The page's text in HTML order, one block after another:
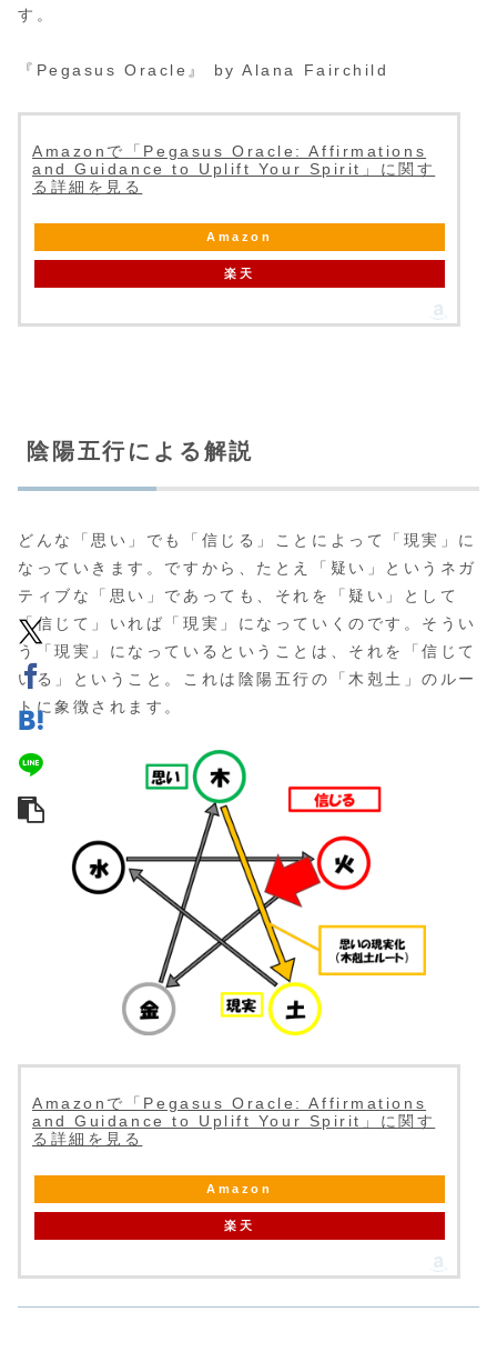
す。
『Pegasus Oracle』 by Alana Fairchild
Amazonで「Pegasus Oracle: Affirmations
and Guidance to Uplift Your Spirit」に関す
る詳細を見る
Amazon
楽天
陰陽五行による解説
どんな「思い」でも「信じる」ことによって「現実」に
なっていきます。ですから、たとえ「疑い」というネガ
ティブな「思い」であっても、それを「疑い」として
「信じて」いれば「現実」になっていくのです。そうい
う「現実」になっているということは、それを「信じて
いる」ということ。これは陰陽五行の「木剋土」のルー
トに象徴されます。
Amazonで「Pegasus Oracle: Affirmations
and Guidance to Uplift Your Spirit」に関す
る詳細を見る
Amazon
楽天